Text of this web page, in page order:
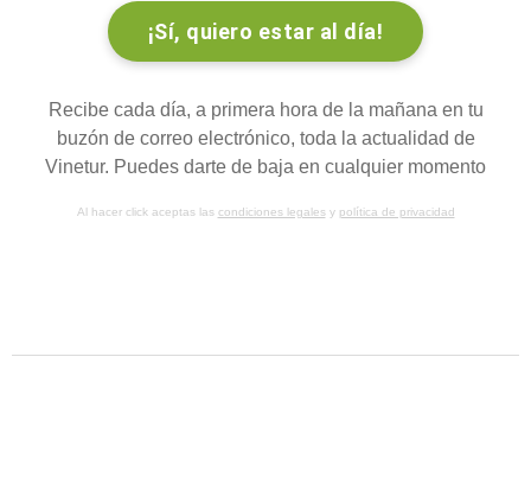
Recibe cada día, a primera hora de la mañana en tu
buzón de correo electrónico, toda la actualidad de
Vinetur. Puedes darte de baja en cualquier momento
Al hacer click aceptas las condiciones legalesy política de privacidad